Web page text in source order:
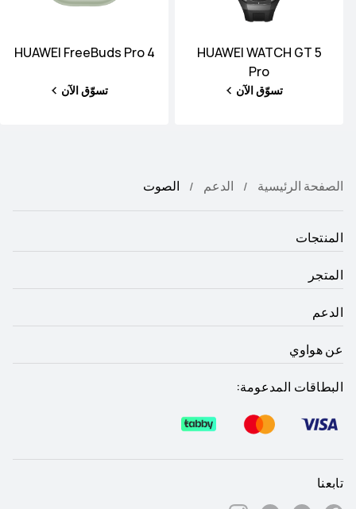
HUAWEI WATCH GT 5
Pro
تسوّق الآن
HUAWEI FreeBuds Pro 4
تسوّق الآن
الصفحة الرئيسية الدعم الصوت
المنتجات
المتجر
الدعم
عن هواوي
البطاقات المدعومة:
تابعنا